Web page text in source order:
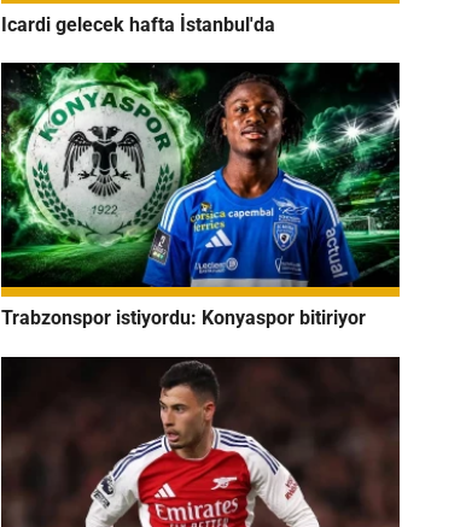
Icardi gelecek hafta İstanbul'da
Trabzonspor istiyordu: Konyaspor bitiriyor